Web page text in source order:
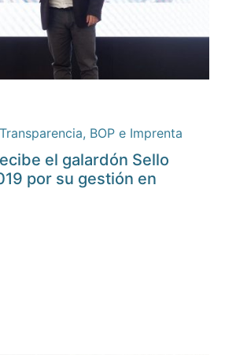
Transparencia, BOP e Imprenta
el galardón Sello
por su gestión en